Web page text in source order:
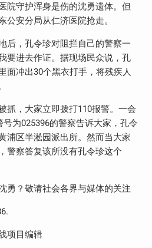
院守护浑身是伤的沈勇遗体。但
公安分局从仁济医院抢走。
后，孔令珍对阻拦自己的警察一
要进去作证。据现场民众说，孔
面冲出30个黑衣打手，将残疾人
抓，大家立即拨打110报警。一会
号为025396的警察告诉大家，孔令
浦区半淞园派出所。然而当大家
警察答复该所没有孔令珍这个
勇？敬请社会各界与媒体的关注
项目编辑